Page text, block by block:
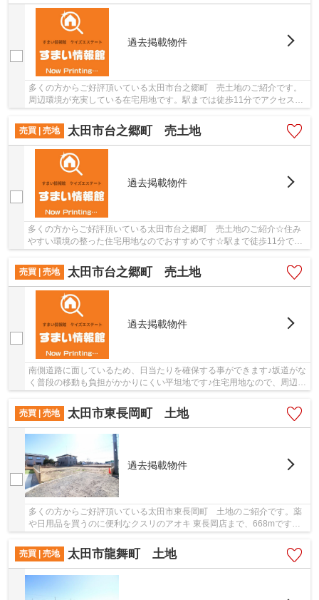
過去掲載物件
多くの方からご好評頂いている太田市台之郷町 売土地のご紹介です。
周辺環境が充実している在宅用地です。駅までは徒歩11分でアクセス可
売買 | 売地
太田市台之郷町 売土地
過去掲載物件
多くの方からご好評頂いている太田市台之郷町 売土地のご紹介☆住み
やすい環境の整った住宅用地なのでおすすめです☆駅まで徒歩11分でア
売買 | 売地
太田市台之郷町 売土地
過去掲載物件
南側道路に面しているため、日当たりを確保する事ができます♪坂道がな
く普段の移動も負担がかかりにくい平坦地です♪住宅用地なので、周辺環
境が新しい住まいを建てるのに適しています♪...
売買 | 売地
太田市東長岡町 土地
過去掲載物件
多くの方からご好評頂いている太田市東長岡町 土地のご紹介です。薬
や日用品を買うのに便利なクスリのアオキ 東長岡店まで、668mです。
建築条件なしなので、自分で好きな業者を選ぶこ...
売買 | 売地
太田市龍舞町 土地